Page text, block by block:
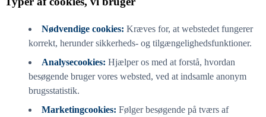
Nødvendige cookies: Kræves for, at webstedet fungerer
korrekt, herunder sikkerheds- og tilgængelighedsfunktioner.
Analysecookies: Hjælper os med at forstå, hvordan
besøgende bruger vores websted, ved at indsamle anonym
brugsstatistik.
Marketingcookies: Følger besøgende på tværs af